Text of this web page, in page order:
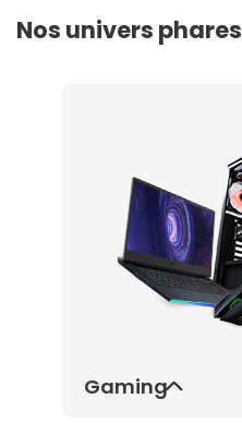
Nos univers phares
Gaming